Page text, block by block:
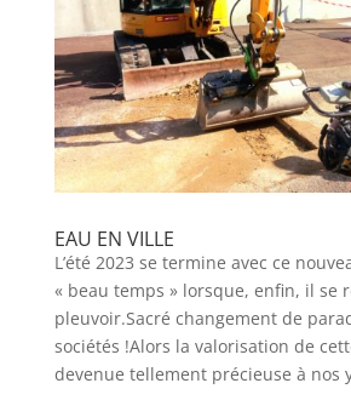
EAU EN VILLE
L’été 2023 se termine avec ce
« beau temps » lorsque, enfin, il se
pleuvoir.Sacré changement de
sociétés !Alors la valorisation de
devenue tellement précieuse à nos